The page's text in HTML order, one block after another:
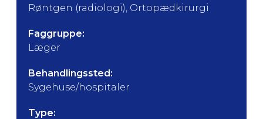
Røntgen (radiologi), Ortopædkirurgi
Faggruppe:
Læger
Behandlingssted:
Sygehuse/hospitaler
Type: